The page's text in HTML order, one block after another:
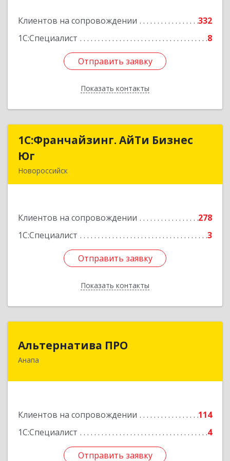
Клиентов на сопровождении
332
1С:Специалист
8
Отправить заявку
Показать контакты
Подробнее
Отправить заявку
Назад
1С:Франчайзинг. АйТи Бизнес
Юг
Новороссийск
Клиентов на сопровождении
278
1С:Специалист
3
Отправить заявку
Показать контакты
1С:Франчайзинг. АйТи Бизнес
Подробнее
Отправить заявку
Назад
Альтернатива ПРО
Анапа
Клиентов на сопровождении
114
1С:Специалист
4
Отправить заявку
353450, Краснодарский край, Анапский р-н,
Отправить заявку